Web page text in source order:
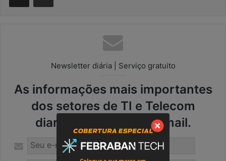
Newsletter diária | Serviço gratuito
As informações mais importantes
dos setores de TI e Telecom
diariamente no seu e-mail.